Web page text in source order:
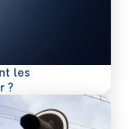
les
?